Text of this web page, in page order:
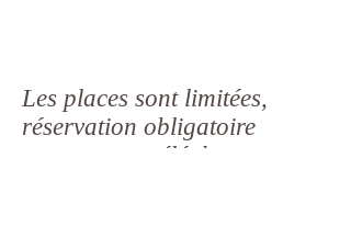
Les places sont limitées,
réservation obligatoire
par texto ou téléphone au: